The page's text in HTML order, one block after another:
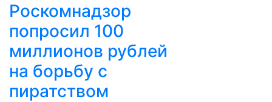
Роскомнадзор
попросил 100
миллионов рублей
на борьбу с
пиратством